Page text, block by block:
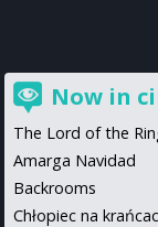
Now in
The Lord of the
Amarga Navidad
Backrooms
Chłopiec na